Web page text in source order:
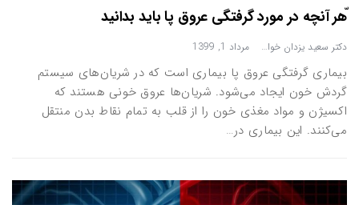
ّهر آنچه در مورد گرفتگی عروق پا باید بدانید
دکتر سعید یزدان خواه مرداد 1, 1399
بیماری گرفتگی عروق پا بیماری است که در شریان‌های سیستم
گردش خون ایجاد می‌شود. شریان‌ها عروق خونی هستند که
اکسیژن و مواد مغذی خون را از قلب به تمام نقاط بدن منتقل
می‌کنند. این بیماری در…